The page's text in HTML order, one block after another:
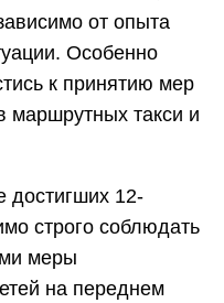
от опыта
Особенно
к принятию мер
маршрутных такси и
достигших 12-
строго соблюдать
меры
на переднем